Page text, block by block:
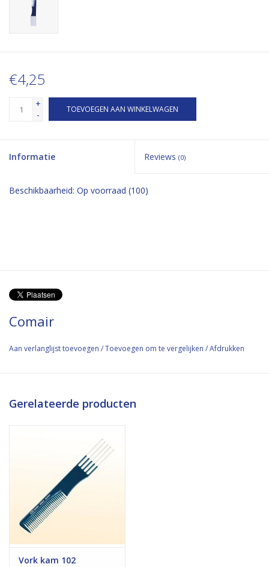
€4,25
+
-
TOEVOEGEN AAN WINKELWAGEN
Informatie Reviews (0)
Beschikbaarheid: Op voorraad (100)
Comair
Aan verlanglijst toevoegen /Toevoegen om te vergelijken /Afdrukken
Gerelateerde producten
Vork kam 102